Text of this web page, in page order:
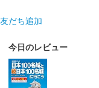
友だち追加
今日のレビュー